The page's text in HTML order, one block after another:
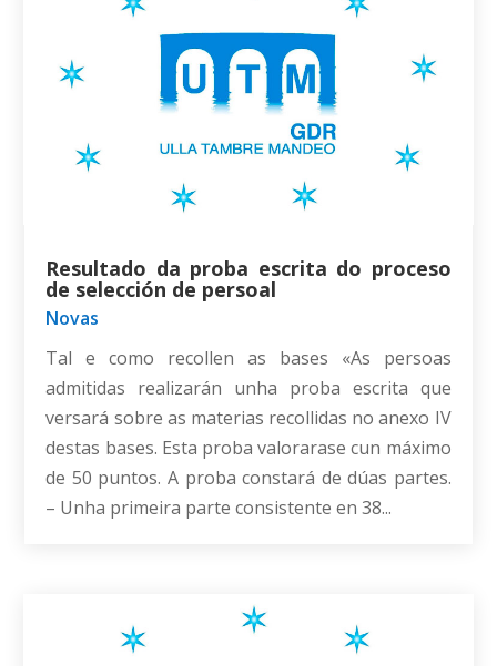
Resultado da proba escrita do proceso
de selección de persoal
Novas
Tal e como recollen as bases «As persoas
admitidas realizarán unha proba escrita que
versará sobre as materias recollidas no anexo IV
destas bases. Esta proba valorarase cun máximo
de 50 puntos. A proba constará de dúas partes.
– Unha primeira parte consistente en 38...